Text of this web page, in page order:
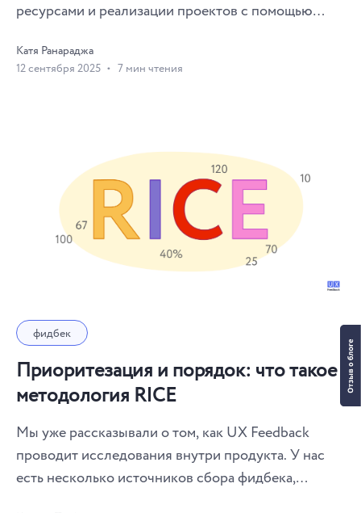
ресурсами и реализации проектов с помощью
Катя Ранараджа
12 сентября 2025
7 мин чтения
фидбек
Приоритезация и порядок: что такое
методология RICE
Мы уже рассказывали о том, как UX Feedback
проводит исследования внутри продукта. У нас
есть несколько источников сбора фидбека,